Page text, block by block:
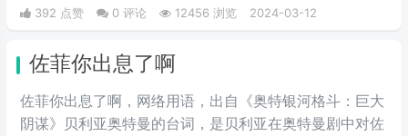
392 点赞 0 评论 12456 浏览 2024-03-12
佐菲你出息了啊
佐菲你出息了啊，网络用语，出自《奥特银河格斗：巨大
阴谋》贝利亚奥特曼的台词，是贝利亚在奥特曼剧中对佐